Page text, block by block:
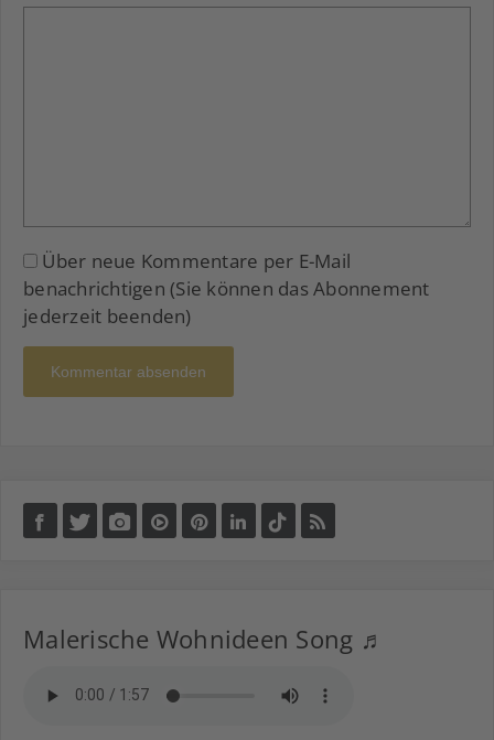
Über neue Kommentare per E-Mail
benachrichtigen (Sie können das Abonnement
jederzeit beenden)
Kommentar absenden
Malerische Wohnideen Song ♬